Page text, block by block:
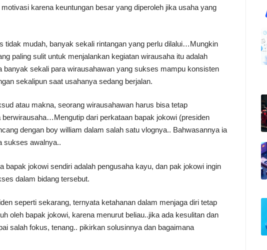
karena keuntungan besar yang diperoleh jika usaha yang
tidak mudah, banyak sekali rintangan yang perlu dilalui…Mungkin
paling sulit untuk menjalankan kegiatan wirausaha itu adalah
banyak sekali para wirausahawan yang sukses mampu konsisten
sekalipun saat usahanya sedang berjalan.
atau makna, seorang wirausahawan harus bisa tetap
berwirausaha…Mengutip dari perkataan bapak jokowi (presiden
dengan boy william dalam salah satu vlognya.. Bahwasannya ia
sukses awalnya..
bapak jokowi sendiri adalah pengusaha kayu, dan pak jokowi ingin
dalam bidang tersebut.
seperti sekarang, ternyata ketahanan dalam menjaga diri tetap
oleh bapak jokowi, karena menurut beliau..jika ada kesulitan dan
salah fokus, tenang.. pikirkan solusinnya dan bagaimana